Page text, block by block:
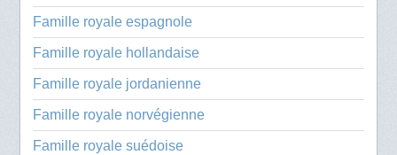
Famille royale espagnole
Famille royale hollandaise
Famille royale jordanienne
Famille royale norvégienne
Famille royale suédoise